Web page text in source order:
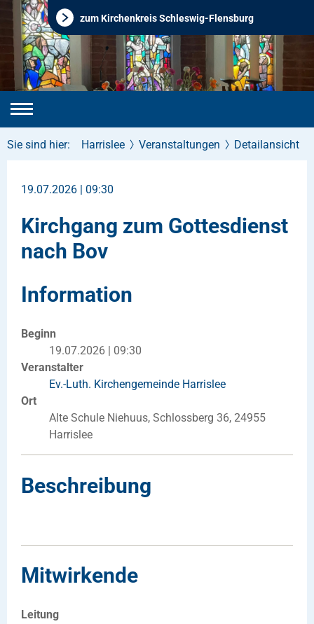
zum Kirchenkreis Schleswig-Flensburg
Sie sind hier: Harrislee Veranstaltungen Detailansicht
19.07.2026 | 09:30
Kirchgang zum Gottesdienst
nach Bov
Information
Beginn
19.07.2026 | 09:30
Veranstalter
Ev.-Luth. Kirchengemeinde Harrislee
Ort
Alte Schule Niehuus, Schlossberg 36, 24955
Harrislee
Beschreibung
Mitwirkende
Leitung